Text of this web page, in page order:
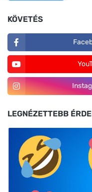
KÖVETÉS
LEGNÉZETTEBB